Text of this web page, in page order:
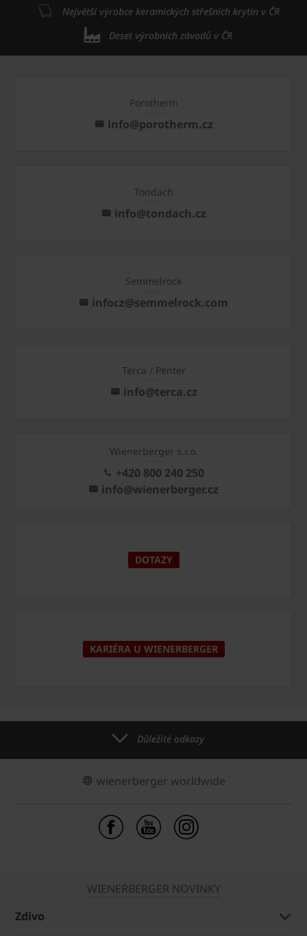
Největší výrobce keramických střešních krytin v ČR
Deset výrobních závodů v ČR
Porotherm
info@porotherm.cz
Tondach
info@tondach.cz
Semmelrock
infocz@semmelrock.com
Terca / Penter
info@terca.cz
Wienerberger s.r.o.
+420 800 240 250
info@wienerberger.cz
DOTAZY
KARIÉRA U WIENERBERGER
Důležité odkazy
wienerberger worldwide
WIENERBERGER NOVINKY
Zdivo